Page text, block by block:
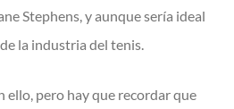
Stephens, y aunque sería ideal
la industria del tenis.
ello, pero hay que recordar que